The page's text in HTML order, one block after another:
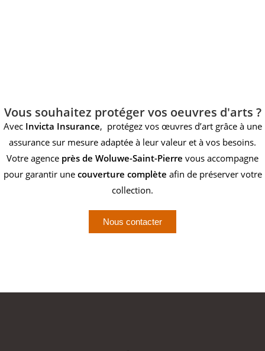
Vous souhaitez protéger vos oeuvres d'arts ?
Avec Invicta Insurance, protégez vos œuvres d’art grâce à une
assurance sur mesure adaptée à leur valeur et à vos besoins.
Votre agence près de Woluwe-Saint-Pierre vous accompagne
pour garantir une couverture complète afin de préserver votre
collection.
Nous contacter